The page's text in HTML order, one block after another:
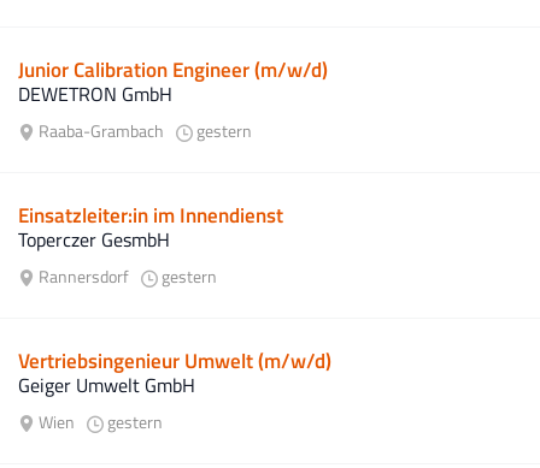
Junior Calibration Engineer (m/w/d)
DEWETRON GmbH
Raaba-Grambach gestern
Einsatzleiter:in im Innendienst
Toperczer GesmbH
Rannersdorf gestern
Vertriebsingenieur Umwelt (m/w/d)
Geiger Umwelt GmbH
Wien gestern